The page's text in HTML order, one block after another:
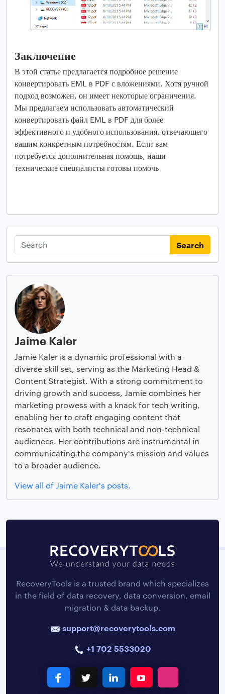
Заключение
В этой статье предлагается подробное решение
конвертировать EML в PDF с вложениями. Хотя ручной
подход возможен, он имеет некоторые ограничения.
Мы предлагаем использовать автоматический
конвертировать файл EML в PDF для более
эффективного и удобного использования, отвечающего
вашим конкретным потребностям. Если вам
потребуется дополнительная помощь, наши
технические специалисты готовы помочь
Search
Jaime Kaler
Jamie Kaler is a dynamic professional with a
diverse skill set, serving as the Marketing Head &
Content Strategist. With a strong commitment to
driving growth and success, Jamie combines her
marketing prowess with a knack for tech writing,
enabling her to craft engaging content that
resonates with both technical and non-technical
audiences. Her contributions are instrumental in
communicating the company's mission and values
to a broader audience.
View all of Jaime Kaler's posts.
RecoveryTools is a trusted brand which specializes
in the field of data recovery, data conversion, email
migration & data backup.
support@recoverytools.com
+1 702 5533020